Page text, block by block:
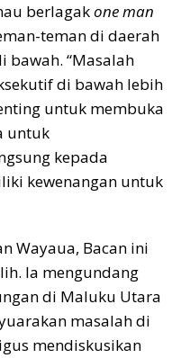
berlagakone man
teman di daerah
bawah. “Masalah
di bawah lebih
untuk membuka
untuk
kepada
kewenangan untuk
Wayaua, Bacan ini
Ia mengundang
di Maluku Utara
masalah di
mendiskusikan